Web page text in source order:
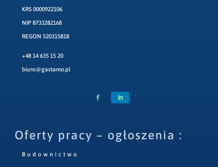
KRS 0000922106
NIP 8733282168
REGON 520315818
+48 14 635 15 20
biuro@gastamo.pl
Oferty pracy – ogłoszenia :
Budownictwo